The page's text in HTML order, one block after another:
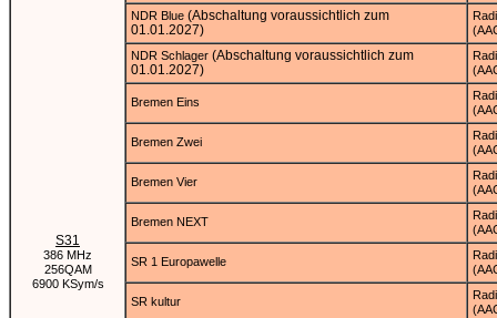
S31
386 MHz
256QAM
6900 KSym/s
NDR Blue (Abschaltung voraussichtlich zum
01.01.2027)
NDR Schlager (Abschaltung voraussichtlich zum
01.01.2027)
Bremen Eins
Bremen Zwei
Bremen Vier
Bremen NEXT
SR 1 Europawelle
SR kultur